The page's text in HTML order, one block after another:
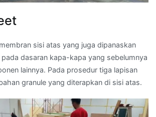
sisi atas yang juga dipanaskan
dasaran kapa-kapa yang sebelumnya
lainnya. Pada prosedur tiga lapisan
granule yang diterapkan di sisi atas.